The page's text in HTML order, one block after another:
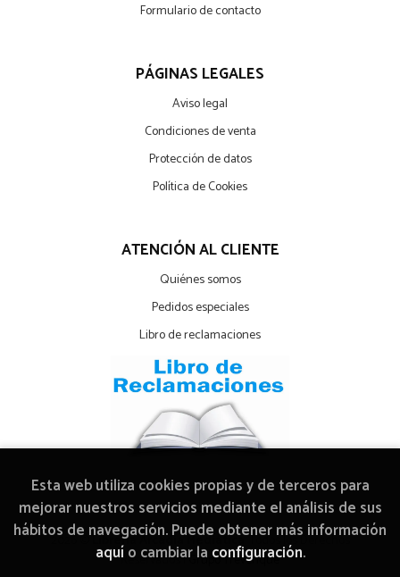
Formulario de contacto
PÁGINAS LEGALES
Aviso legal
Condiciones de venta
Protección de datos
Política de Cookies
ATENCIÓN AL CLIENTE
Quiénes somos
Pedidos especiales
Libro de reclamaciones
2026 ©Librería Arcadia Mediática. Todos los Derechos
Reservados |Grupo Trevenque
Esta web utiliza cookies propias y de terceros para
mejorar nuestros servicios mediante el análisis de sus
hábitos de navegación. Puede obtener más información
aquío cambiar la configuración.